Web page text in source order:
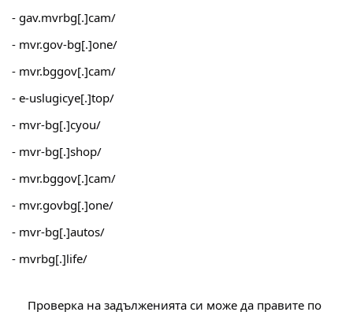
- gav.mvrbg[.]cam/
- mvr.gov-bg[.]one/
- mvr.bggov[.]cam/
- e-uslugicye[.]top/
- mvr-bg[.]cyou/
- mvr-bg[.]shop/
- mvr.bggov[.]cam/
- mvr.govbg[.]one/
- mvr-bg[.]autos/
- mvrbg[.]life/
Проверка на задълженията си може да правите по